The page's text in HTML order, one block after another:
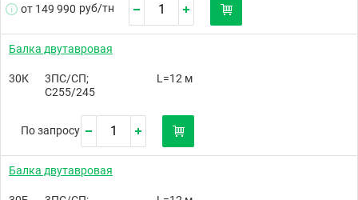
от 149 990 руб/тн
Балка двутавровая
30К
3ПС/СП;
С255/245
L=12 м
По запросу
Балка двутавровая